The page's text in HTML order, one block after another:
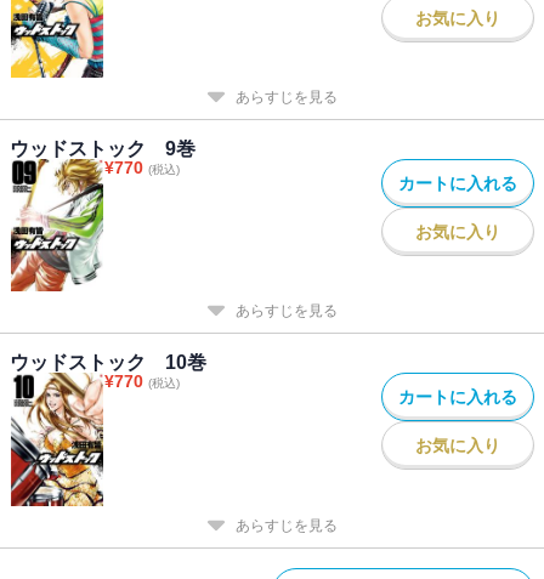
お気に入り
あらすじを見る
ウッドストック 9巻
¥770 (税込)
カートに入れる
お気に入り
あらすじを見る
ウッドストック 10巻
¥770 (税込)
カートに入れる
お気に入り
あらすじを見る